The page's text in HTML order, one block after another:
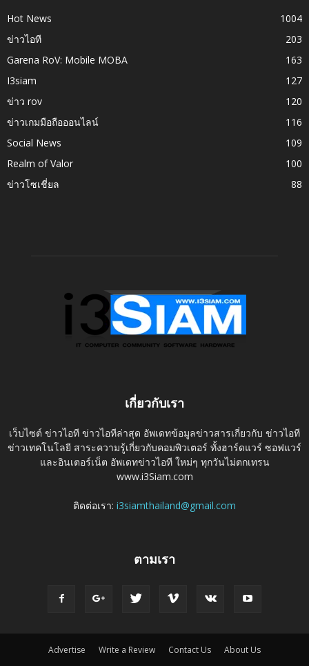
Hot News
1004
ข่าวไอที
203
Garena RoV: Mobile MOBA
163
I3siam
127
ข่าว rov
120
ข่าวเกมมือถือออนไลน์
116
Social News
109
Realm of Valor
100
ข่าวโซเชี่ยล
88
เกี่ยวกับเรา
เว็บไซต์ ข่าวไอที ข่าวไอทีล่าสุด อัพเดทข้อมูลข่าวสารเกี่ยวกับ ข่าวไอที
ข่าวเทคโนโลยี สาระความรู้เกี่ยวกับคอมพิวเตอร์ ทั้งฮาร์ดแวร์ ซอฟแวร์
และอินเตอร์เน็ต อัพเดทข่าวไอที ใหม่ๆ ทุกวันไม่ตกเทรน
www.i3Siam.com
ติดต่อเรา: i3siamthailand@gmail.com
ตามเรา
Advertise Write a Review Contact Us About Us